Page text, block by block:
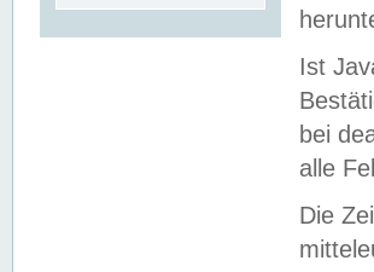
Ist
bei
alle
Die